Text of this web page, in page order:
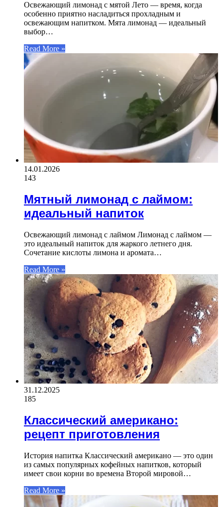
Освежающий лимонад с мятой Лето — время, когда
особенно приятно насладиться прохладным и
освежающим напитком. Мята лимонад — идеальный
выбор…
Read More »
14.01.2026
143
Мятный лимонад с лаймом:
идеальный напиток
Освежающий лимонад с лаймом Лимонад с лаймом —
это идеальный напиток для жаркого летнего дня.
Сочетание кислоты лимона и аромата…
Read More »
31.12.2025
185
Классический американо:
рецепт приготовления
История напитка Классический американо — это один
из самых популярных кофейных напитков, который
имеет свои корни во времена Второй мировой…
Read More »